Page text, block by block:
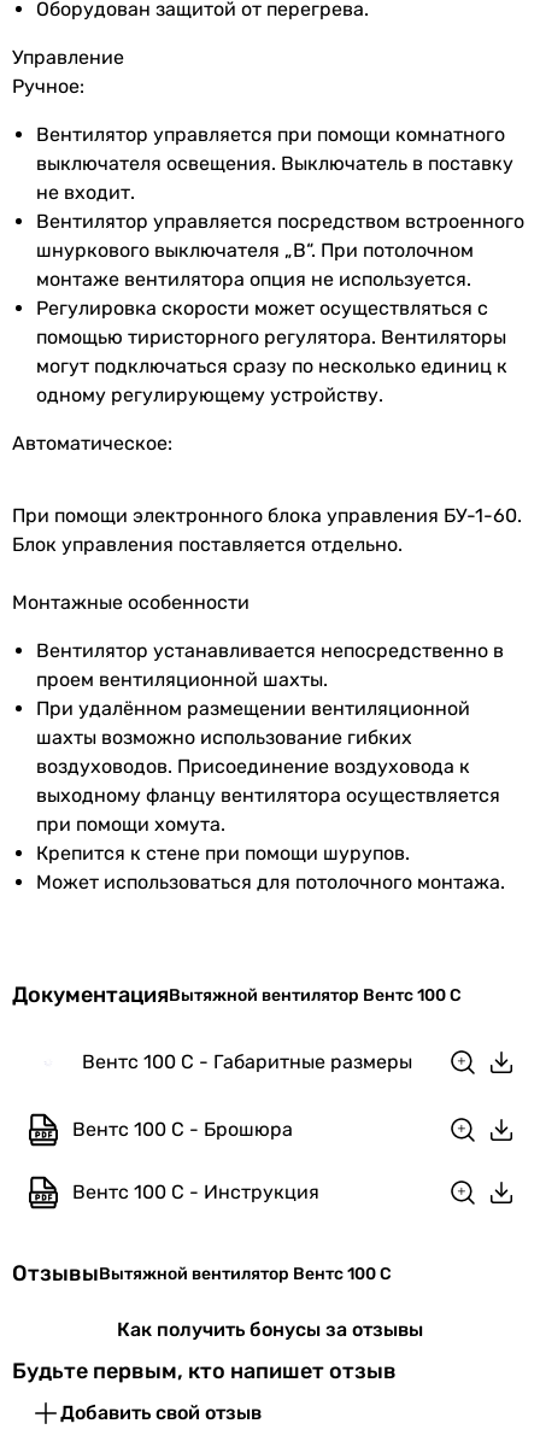
Глубина
патрубка
Цвет белый
Ширина
передней
панели
Высота
передней
панели
150 мм
передней
Вес
Габариты в упаковке
Ширина в
упаковке
150 мм
Высота в
150 мм
Глубина в
упаковке
108 мм
Вес в упаковке 0.52 кг
Гарантия 60 мес.
Увидели ошибку в описании или характеристиках?
Сообщить об ошибке
носят ознакомительный характер и могут изменяться
производителем.
Оборудован защитой от перегрева.
Управление
Ручное:
Вентилятор управляется при помощи комнатного
выключателя освещения. Выключатель в поставку
не входит.
Вентилятор управляется посредством встроенного
шнуркового выключателя „B“. При потолочном
монтаже вентилятора опция не используется.
Регулировка скорости может осуществляться с
помощью тиристорного регулятора. Вентиляторы
могут подключаться сразу по несколько единиц к
одному регулирующему устройству.
Автоматическое:
При помощи электронного блока управления БУ-1-60.
Блок управления поставляется отдельно.
Монтажные особенности
Вентилятор устанавливается непосредственно в
проем вентиляционной шахты.
При удалённом размещении вентиляционной
шахты возможно использование гибких
воздуховодов. Присоединение воздуховода к
выходному фланцу вентилятора осуществляется
при помощи хомута.
Крепится к стене при помощи шурупов.
Может использоваться для потолочного монтажа.
ДокументацияВытяжной вентилятор Вентс 100 С
Вентс 100 С - Габаритные размеры
Вентс 100 С - Брошюра
Вентс 100 С - Инструкция
ОтзывыВытяжной вентилятор Вентс 100 С
Как получить бонусы за отзывы
Будьте первым, кто напишет отзыв
Добавить свой отзыв